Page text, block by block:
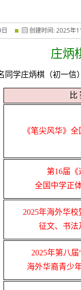
日 创建时间:2025年
庄炳
同学庄炳棋（初一信
比
《笔尖风华》
第16届《
全国中学正
2025年海外华校
征文、书法
2025年第八届
海外华裔青少